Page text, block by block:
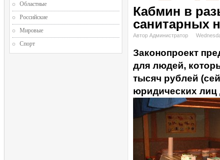
Кабмин в
санитарных
Автор Администратор
Законопроект
для людей,
тысяч рублей
юридических лиц
Областные
Российские
Мировые
Спорт